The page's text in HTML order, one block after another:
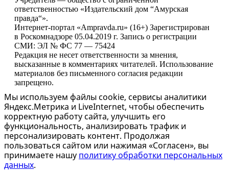
ответственностью «Издательский дом “Амурская
правда“».
Интернет-портал «Ampravda.ru» (16+) Зарегистрирован
в Роскомнадзоре 05.04.2019 г. Запись о регистрации
СМИ: ЭЛ № ФС 77 — 75424
Редакция не несет ответственности за мнения,
высказанные в комментариях читателей. Использование
материалов без письменного согласия редакции
запрещено.
Мы используем файлы cookie, сервисы аналитики
Яндекс.Метрика и LiveInternet, чтобы обеспечить
корректную работу сайта, улучшить его
функциональность, анализировать трафик и
персонализировать контент. Продолжая
пользоваться сайтом или нажимая «Согласен», вы
принимаете нашу политику обработки персональных
данных.